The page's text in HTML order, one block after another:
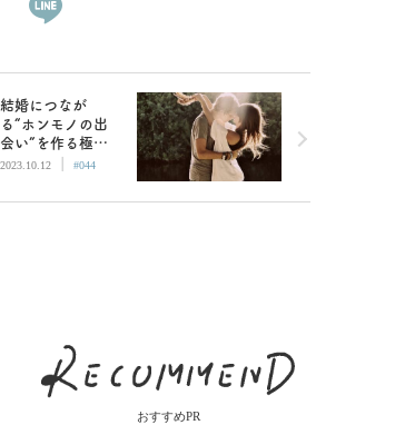
結婚につなが
る“ホンモノの出
会い”を作る極意
とは？
2023.10.12 #044
おすすめPR